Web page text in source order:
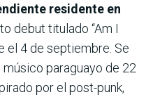
residente en
debut titulado “Am I
el 4 de septiembre. Se
paraguayo de 22
por el post-punk,